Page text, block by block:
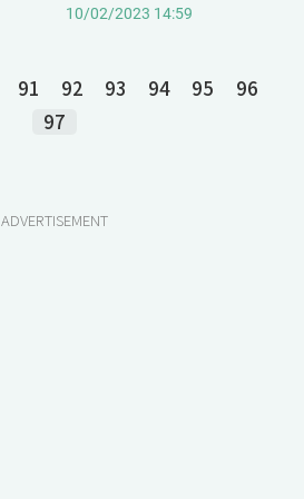
廊”
10/02/2023 14:59
91 92 93 94 95
96
97
ADVERTISEMENT